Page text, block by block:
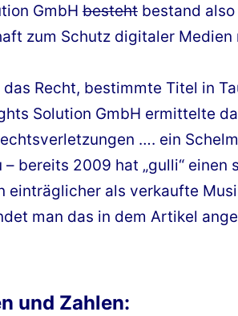
GmbH besteht bestand
zum Schutz digitaler Medien
Recht, bestimmte Titel in
Solution GmbH ermittelte
…. ein
bereits 2009 hat „gulli“
einträglicher als verkaufte
man das in dem Artikel
und Zahlen: